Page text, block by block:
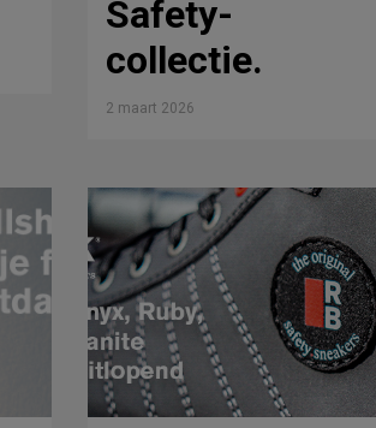
Safety-
collectie.
2 maart 2026